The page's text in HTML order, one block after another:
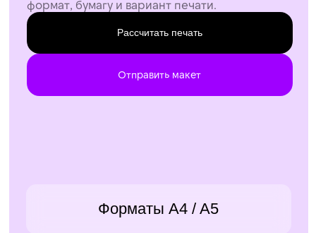
Отправить макет
Под событие и стиль